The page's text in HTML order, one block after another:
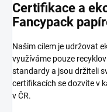
Certifikace a
Fancypack
Našim cílem je udržovat
využíváme pouze
standardy a jsou držiteli
certifikacích se dozvíte v
v ČR.